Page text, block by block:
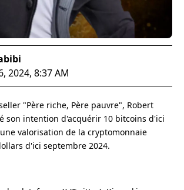
2024, 8:37 AM
"Père riche, Père pauvre", Robert
son intention d'acquérir 10 bitcoins d'ici
valorisation de la cryptomonnaie
d'ici septembre 2024.